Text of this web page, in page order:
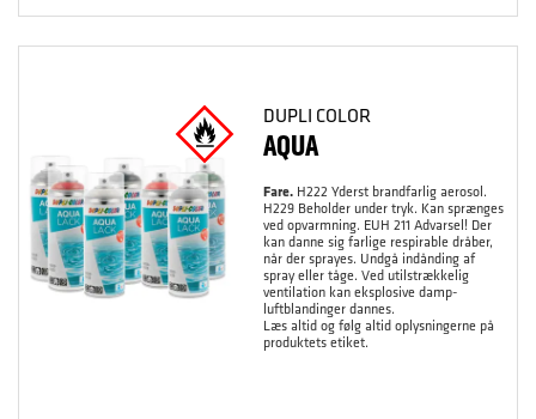
DUPLI COLOR
AQUA
Fare. H222 Yderst brandfarlig aerosol.
H229 Beholder under tryk. Kan sprænges
ved opvarmning. EUH 211 Advarsel! Der
kan danne sig farlige respirable dråber,
når der sprayes. Undgå indånding af
spray eller tåge. Ved utilstrækkelig
ventilation kan eksplosive damp-
luftblandinger dannes.
Læs altid og følg altid oplysningerne på
produktets etiket.